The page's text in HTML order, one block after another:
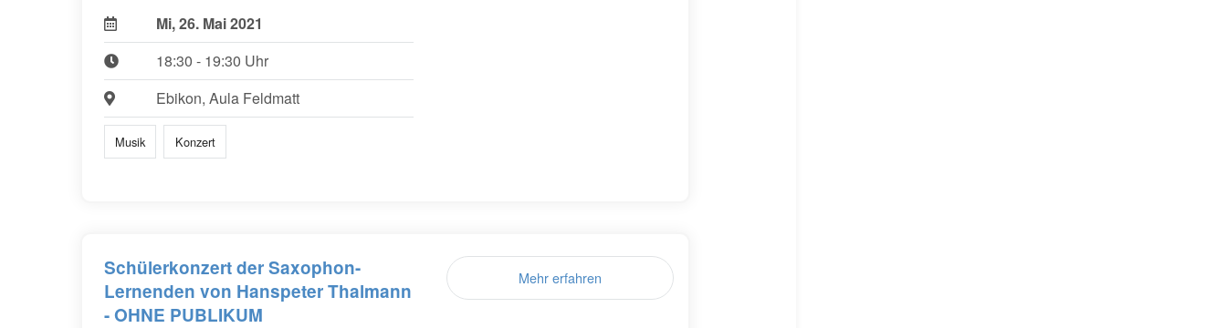
Mi, 26. Mai 2021
18:30 - 19:30 Uhr
Ebikon, Aula Feldmatt
Musik Konzert
Schülerkonzert der Saxophon-
Lernenden von Hanspeter Thalmann
- OHNE PUBLIKUM
Mehr erfahren